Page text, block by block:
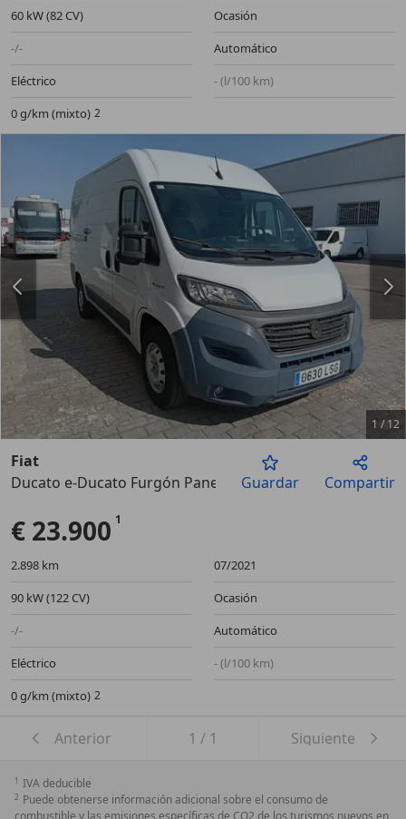
60 kW (82 CV)
Ocasión
-/-
Automático
Eléctrico
- (l/100 km)
0 g/km (mixto)
Anterior
1/12
Fiat
Ducato e-Ducato Furgón Panelado L2 H2 47kW
Guardar Compartir
€ 23.900
2.898 km
07/2021
90 kW (122 CV)
Ocasión
-/-
Automático
Eléctrico
- (l/100 km)
0 g/km (mixto)
Anterior 1 / 1 Siguiente
1 IVA deducible
2 Puede obtenerse información adicional sobre el consumo de
combustible y las emisiones específicas de CO2 de los turismos nuevos en